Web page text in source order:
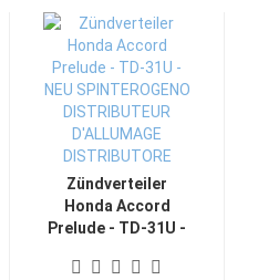
Zündverteiler
Honda Accord
Prelude - TD-31U -
SPINTEROGENO